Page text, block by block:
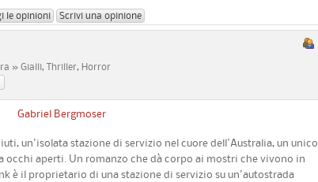
le opinioni Scrivi una opinione
» Gialli, Thriller, Horror
Gabriel Bergmoser
un'isolata stazione di servizio nel cuore dell'Australia, un unico
occhi aperti. Un romanzo che dà corpo ai mostri che vivono in
è il proprietario di una stazione di servizio su un'autostrada